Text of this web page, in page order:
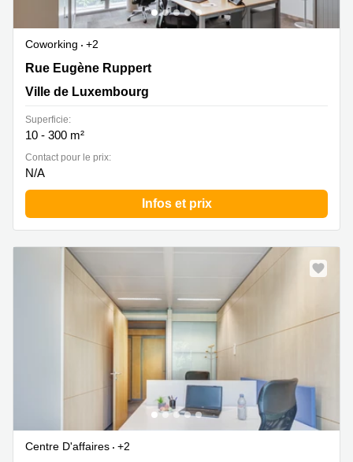
Coworking
+2
Rue Eugène Ruppert 18-20, Ville de Luxembourg
Rue Eugène Ruppert
Ville de Luxembourg
Superficie:
10 - 300 m²
Contact pour le prix:
N/A
Infos et prix
Centre D'affaires
+2